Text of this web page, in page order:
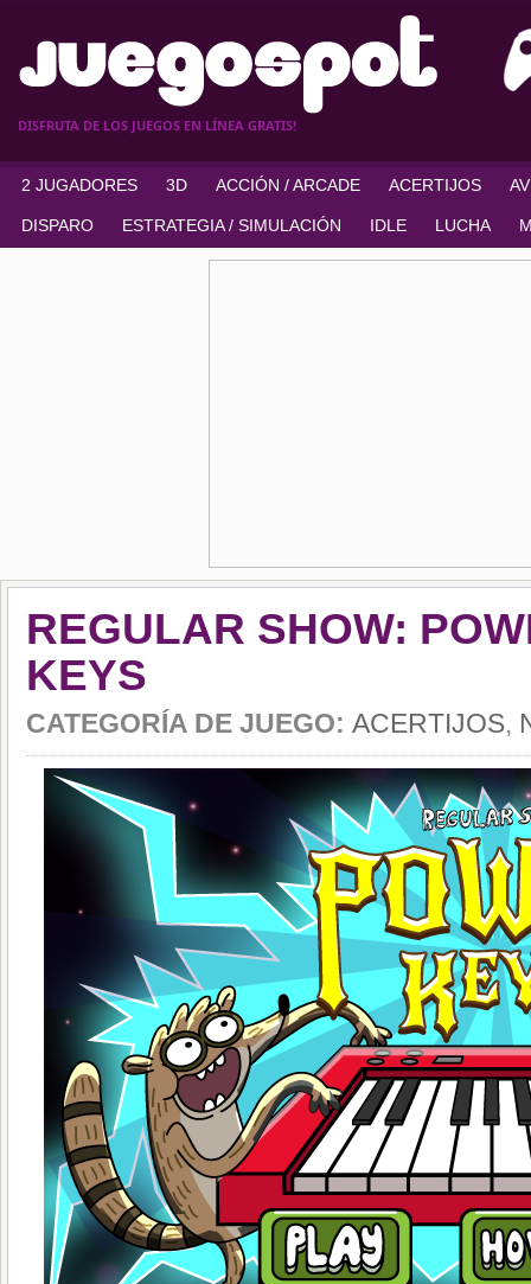
DISFRUTA DE LOS JUEGOS EN LÍNEA GRATIS!
2 JUGADORES 3D ACCIÓN / ARCADE ACERTIJOS
DISPARO ESTRATEGIA / SIMULACIÓN IDLE LUCHA
REGULAR SHOW:
KEYS
CATEGORÍA DE JUEGO: ACERTIJOS,